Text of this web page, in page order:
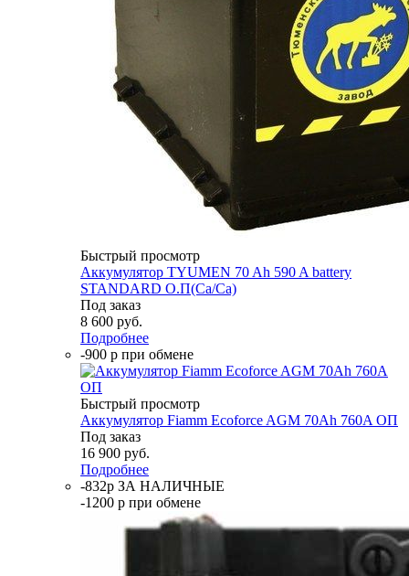
Быстрый просмотр
Аккумулятор TYUMEN 70 Ah 590 A battery
STANDARD О.П(Ca/Ca)
Под заказ
8 600 руб.
Подробнее
-900 р при обмене
Быстрый просмотр
Аккумулятор Fiamm Ecoforce AGM 70Ah 760A ОП
Под заказ
16 900 руб.
Подробнее
-832р ЗА НАЛИЧНЫЕ
-1200 р при обмене